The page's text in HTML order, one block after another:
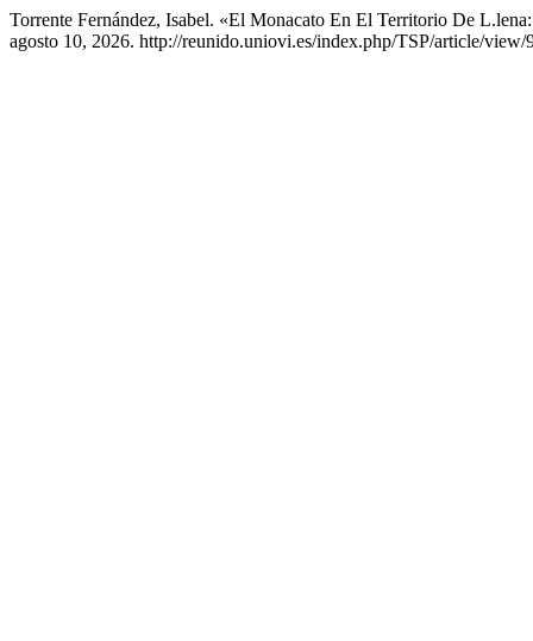
Torrente Fernández, Isabel. «El Monacato En El Territorio De
agosto 10, 2026. http://reunido.uniovi.es/index.php/TSP/article/view/